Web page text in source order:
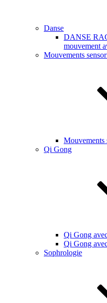
Danse
DANSE
mouvement
Mouvements
Mouvements
Qi Gong
Qi Gong
Qi Gong
Sophrologie